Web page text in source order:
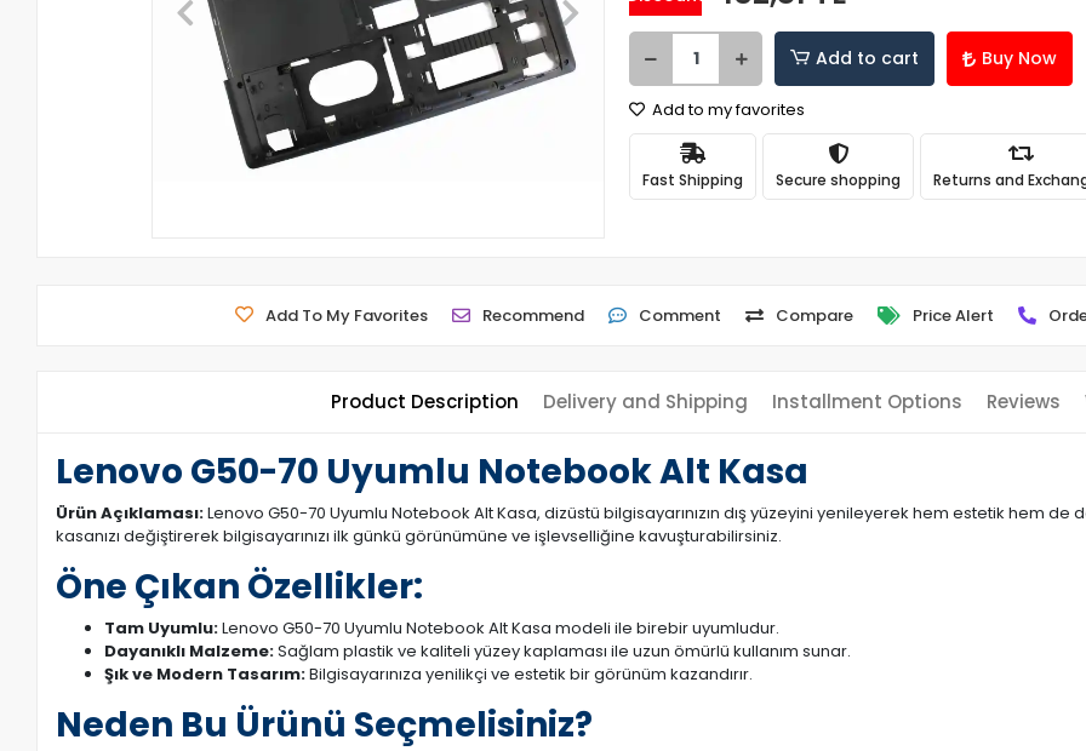
Add to cart Buy Now
Add to my favorites
Fast Shipping Secure shopping Returns and
Add To My Favorites Recommend Comment Compare Price Alert
Product Description Delivery and Shipping Installment Options Reviews
Lenovo G50-70 Uyumlu Notebook Alt Kasa
Ürün Açıklaması:Lenovo G50-70 Uyumlu Notebook Alt Kasa, dizüstü bilgisayarınızın dış yüzeyini yenileyerek hem estetik hem de
kasanızı değiştirerek bilgisayarınızı ilk günkü görünümüne ve işlevselliğine kavuşturabilirsiniz.
Öne Çıkan Özellikler:
Tam Uyumlu:Lenovo G50-70 Uyumlu Notebook Alt Kasa modeli ile birebir uyumludur.
Dayanıklı Malzeme:Sağlam plastik ve kaliteli yüzey kaplaması ile uzun ömürlü kullanım sunar.
Şık ve Modern Tasarım:Bilgisayarınıza yenilikçi ve estetik bir görünüm kazandırır.
Neden Bu Ürünü Seçmelisiniz?